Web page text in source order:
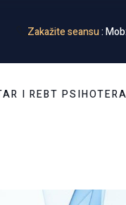
Zakažite seansu:
I REBT